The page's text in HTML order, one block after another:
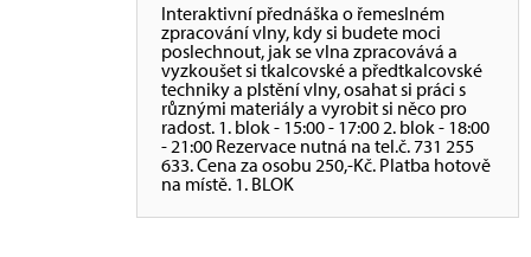
Interaktivní přednáška o řemeslném
zpracování vlny, kdy si budete moci
poslechnout, jak se vlna zpracovává a
vyzkoušet si tkalcovské a předtkalcovské
techniky a plstění vlny, osahat si práci s
různými materiály a vyrobit si něco pro
radost. 1. blok - 15:00 - 17:00 2. blok - 18:00
- 21:00 Rezervace nutná na tel.č. 731 255
633. Cena za osobu 250,-Kč. Platba hotově
na místě. 1. BLOK